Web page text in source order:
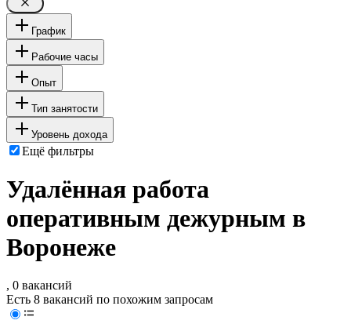
График
Рабочие часы
Опыт
Тип занятости
Уровень дохода
Ещё фильтры
Удалённая работа
оперативным дежурным в
Воронеже
, 0 вакансий
Есть 8 вакансий по похожим запросам